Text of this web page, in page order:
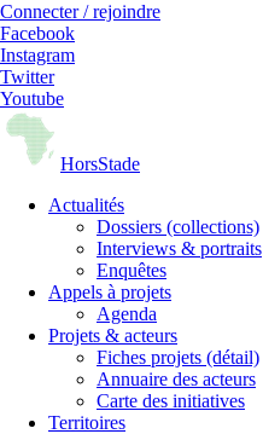
Connecter / rejoindre
Facebook
Instagram
Twitter
Youtube
HorsStade
Actualités
Dossiers (collections)
Interviews & portraits
Enquêtes
Appels à projets
Agenda
Projets & acteurs
Fiches projets (détail)
Annuaire des acteurs
Carte des initiatives
Territoires